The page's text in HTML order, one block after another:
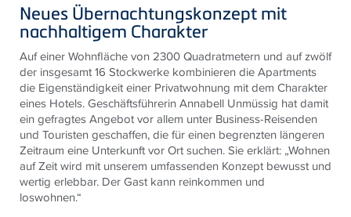
Neues Übernachtungskonzept mit
nachhaltigem Charakter
Auf einer Wohnfläche von 2300 Quadratmetern und auf zwölf
der insgesamt 16 Stockwerke kombinieren die Apartments
die Eigenständigkeit einer Privatwohnung mit dem Charakter
eines Hotels. Geschäftsführerin Annabell Unmüssig hat damit
ein gefragtes Angebot vor allem unter Business-Reisenden
und Touristen geschaffen, die für einen begrenzten längeren
Zeitraum eine Unterkunft vor Ort suchen. Sie erklärt: „Wohnen
auf Zeit wird mit unserem umfassenden Konzept bewusst und
wertig erlebbar. Der Gast kann reinkommen und
loswohnen.“